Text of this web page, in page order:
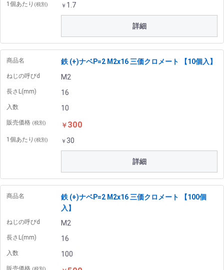
1個あたり (税別) ￥ 1.7
詳細
商品名 鉄 (+)ナベP=2 M2x16 三価クロメート 【10個入】
ねじの呼びd M2
長さL(mm) 16
入数 10
販売価格 (税別) ￥ 300
1個あたり (税別) ￥ 30
詳細
商品名
鉄 (+)ナベP=2 M2x16 三価クロメート 【100個
入】
ねじの呼びd M2
長さL(mm) 16
入数 100
販売価格 (税別)